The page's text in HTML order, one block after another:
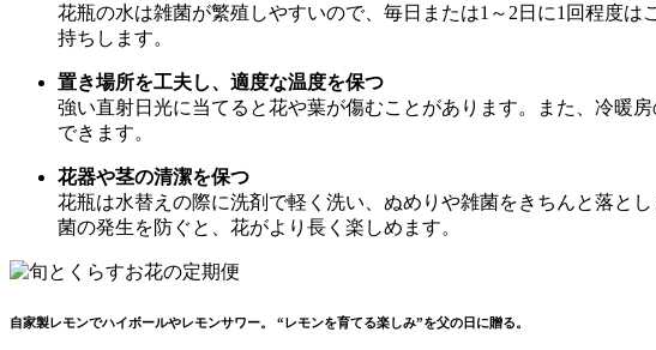
花瓶の水は雑菌が繁殖しやすいので、毎日または1～2日に1回程度
持ちします。
置き場所を工夫し、適度な温度を保つ
強い直射日光に当てると花や葉が傷むことがあります。また、冷暖
できます。
花器や茎の清潔を保つ
花瓶は水替えの際に洗剤で軽く洗い、ぬめりや雑菌をきちんと落と
菌の発生を防ぐと、花がより長く楽しめます。
自家製レモンでハイボールやレモンサワー。 “レモンを育てる楽しみ”を父の日に贈る。